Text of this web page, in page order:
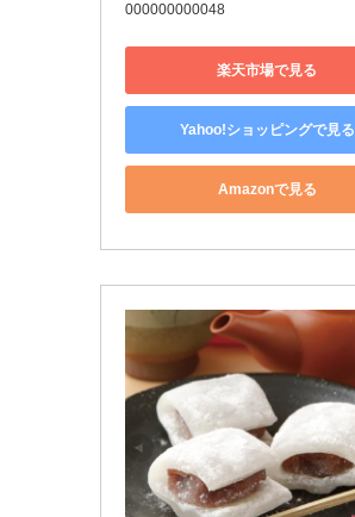
000000000048
楽天市場で見る
Yahoo!ショッピングで見る
Amazonで見る